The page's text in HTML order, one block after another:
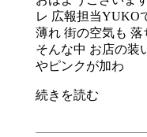
レ 広報担当YUKO
薄れ 街の空気も
そんな中 お店の装
やピンクが加わ
続きを読む